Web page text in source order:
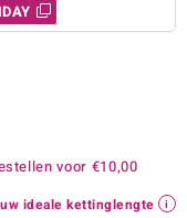
voor €10,00
ideale kettinglengte